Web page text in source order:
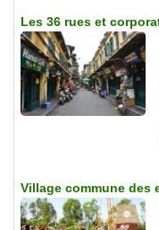
Les 36 rues et
Village commune des